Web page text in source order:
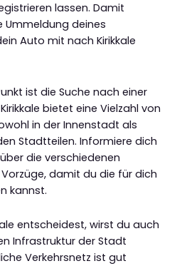
lassen. Damit
Ummeldung deines
Auto mit nach Kirikkale
ist die Suche nach einer
bietet eine Vielzahl von
in der Innenstadt als
Stadtteilen. Informiere dich
die verschiedenen
damit du die für dich
kannst.
entscheidest, wirst du auch
Infrastruktur der Stadt
Verkehrsnetz ist gut